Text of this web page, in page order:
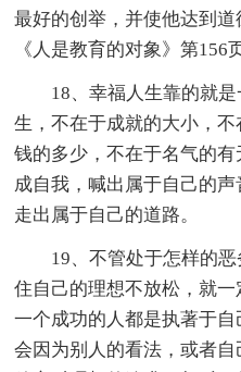
最好的创举，并使他达到
《人是教育的对象》第156
18、幸福人生靠的就是
生，不在于成就的大小，
钱的多少，不在于名气的
成自我，喊出属于自己的声
走出属于自己的道路。
19、不管处于怎样的恶
住自己的理想不放松，就
一个成功的人都是执著于
会因为别人的看法，或者